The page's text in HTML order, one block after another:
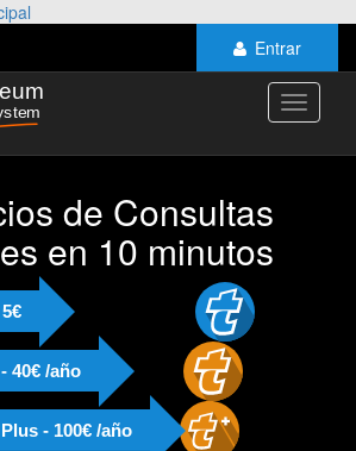
Entrar
Toggle
de Consultas
en 10 minutos
40€ /año
- 100€ /año